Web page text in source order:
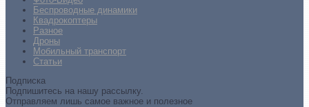
Беспроводные динамики
Квадрокоптеры
Разное
Дроны
Мобильный транспорт
Статьи
Подписка
Подпишитесь на нашу рассылку.
Отправляем лишь самое важное и полезное